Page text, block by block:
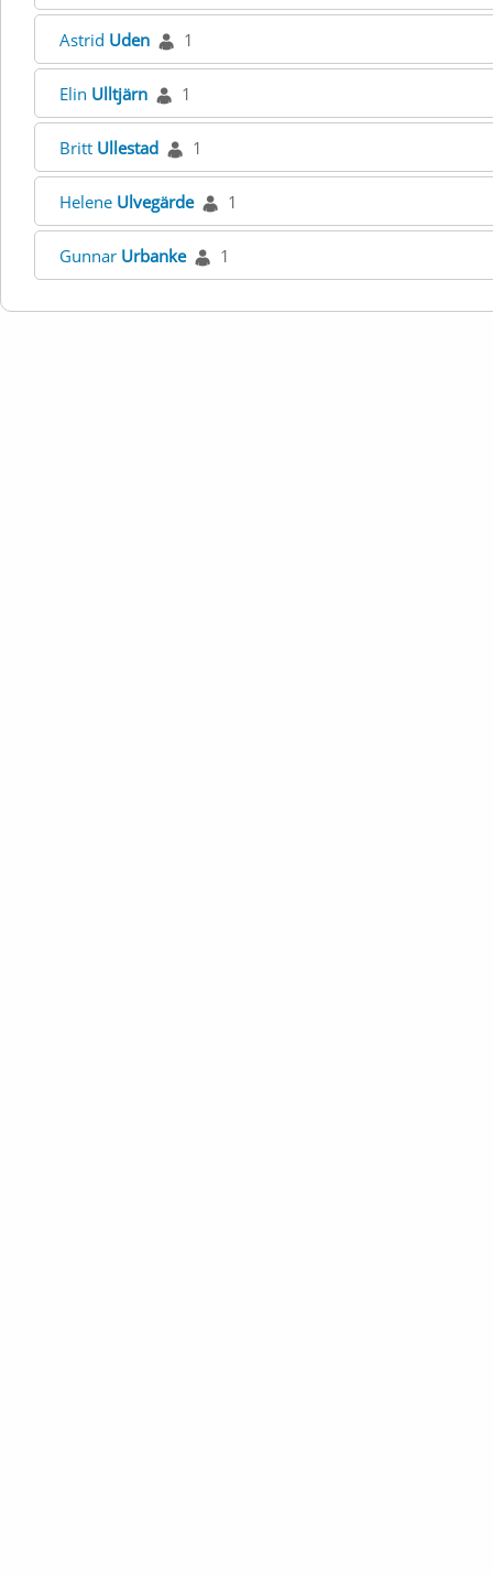
Astrid Uden 1
Elin Ulltjärn 1
Britt Ullestad 1
Helene Ulvegärde 1
Gunnar Urbanke 1